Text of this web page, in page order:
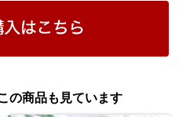
の商品も見ています